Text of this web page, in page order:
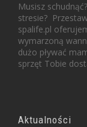
Musisz
stresie?
spalife.pl
wymarzoną
dużo pływać
sprzęt Tobie
Aktualności